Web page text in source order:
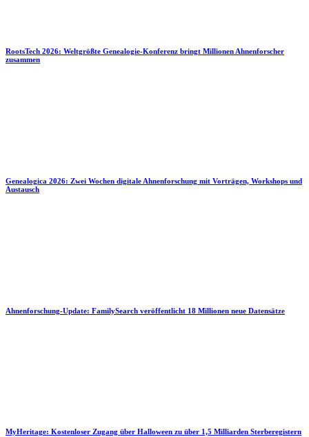
RootsTech 2026: Weltgrößte Genealogie-Konferenz bringt Millionen Ahnenforscher
zusammen
Genealogica 2026: Zwei Wochen digitale Ahnenforschung mit Vorträgen, Workshops und
Austausch
Ahnenforschung-Update: FamilySearch veröffentlicht 18 Millionen neue Datensätze
MyHeritage: Kostenloser Zugang über Halloween zu über 1,5 Milliarden Sterberegistern